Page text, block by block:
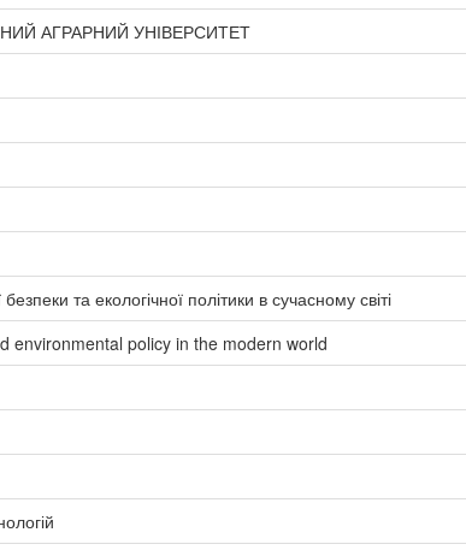
АГРАРНИЙ УНІВЕРСИТЕТ
та екологічної політики в сучасному світі
environmental policy in the modern world